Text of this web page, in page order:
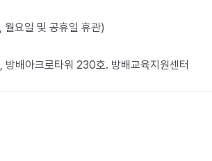
요일 및 공휴일 휴관)
배아크로타워 230호. 방배교육지원센터​